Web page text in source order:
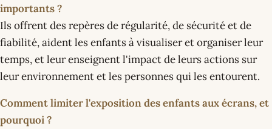
importants ?
Ils offrent des repères de régularité, de sécurité et de
fiabilité, aident les enfants à visualiser et organiser leur
temps, et leur enseignent l'impact de leurs actions sur
leur environnement et les personnes qui les entourent.
Comment limiter l'exposition des enfants aux écrans, et
pourquoi ?